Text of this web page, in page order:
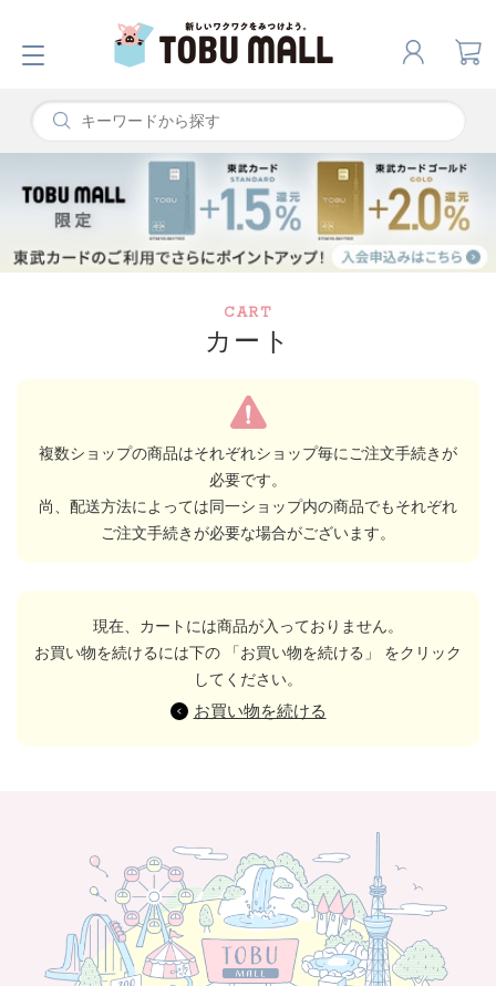
CART
カート
複数ショップの商品はそれぞれショップ毎にご注文手続きが
必要です。
尚、配送方法によっては同一ショップ内の商品でもそれぞれ
ご注文手続きが必要な場合がございます。
現在、カートには商品が入っておりません。
お買い物を続けるには下の 「お買い物を続ける」 をクリック
してください。
お買い物を続ける